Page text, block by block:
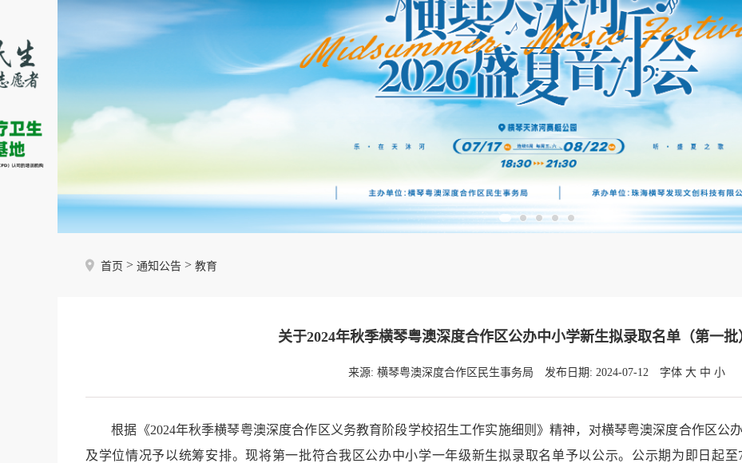
首页 > 通知公告 > 教育
关于2024年秋季横琴粤澳深度合作区公办中小学新生拟录取名单（第一
来源: 横琴粤澳深度合作区民生事务局 发布日期: 2024-07-12 字体 大 中 小
根据《2024年秋季横琴粤澳深度合作区义务教育阶段学校招生工作实施细则》精神，对横琴粤澳深度合作区公
及学位情况予以统筹安排。现将第一批符合我区公办中小学一年级新生拟录取名单予以公示。公示期为即日起